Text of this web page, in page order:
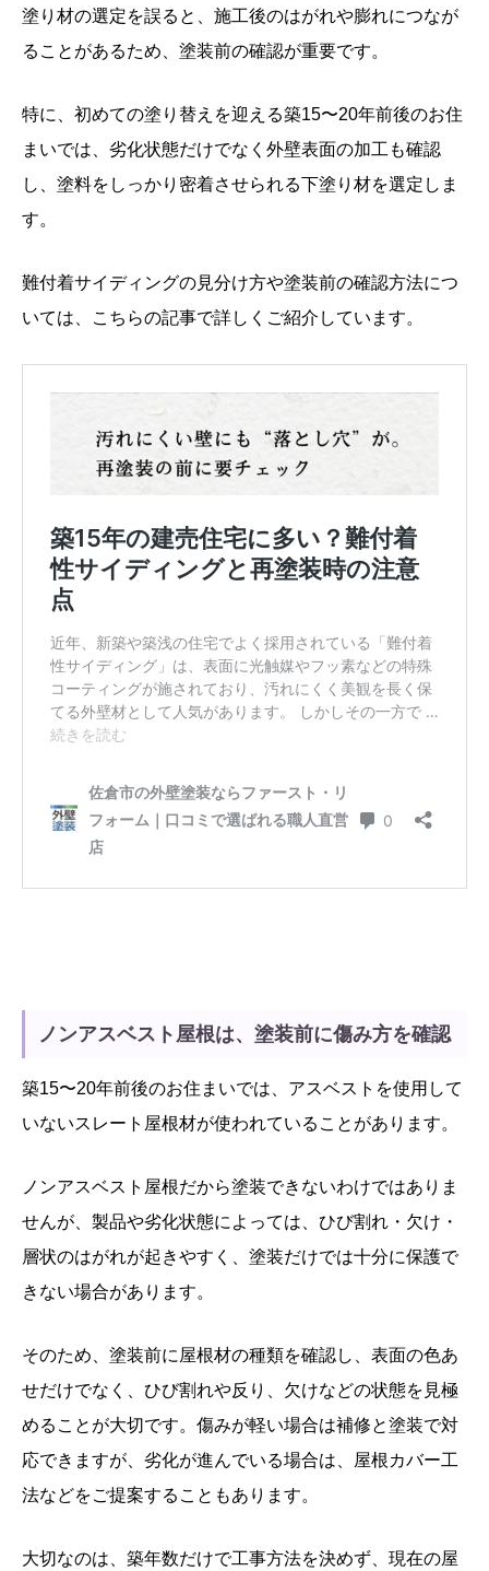
塗り材の選定を誤ると、施工後のはがれや膨れにつなが
ることがあるため、塗装前の確認が重要です。
特に、初めての塗り替えを迎える築15〜20年前後のお住
まいでは、劣化状態だけでなく外壁表面の加工も確認
し、塗料をしっかり密着させられる下塗り材を選定しま
す。
難付着サイディングの見分け方や塗装前の確認方法につ
いては、こちらの記事で詳しくご紹介しています。
ノンアスベスト屋根は、塗装前に傷み方を確認
築15〜20年前後のお住まいでは、アスベストを使用して
いないスレート屋根材が使われていることがあります。
ノンアスベスト屋根だから塗装できないわけではありま
せんが、製品や劣化状態によっては、ひび割れ・欠け・
層状のはがれが起きやすく、塗装だけでは十分に保護で
きない場合があります。
そのため、塗装前に屋根材の種類を確認し、表面の色あ
せだけでなく、ひび割れや反り、欠けなどの状態を見極
めることが大切です。傷みが軽い場合は補修と塗装で対
応できますが、劣化が進んでいる場合は、屋根カバー工
法などをご提案することもあります。
大切なのは、築年数だけで工事方法を決めず、現在の屋